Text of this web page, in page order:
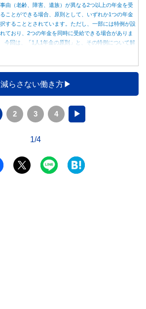
由（老齢、障害、遺族）が異なる2つ以上の年金を受
ことができる場合、原則として、いずれか1つの年金
することとされています。ただし、一部には特例が設
ており、2つの年金を同時に受給できる場合がありま
今回は、「1人1年金の原則」と、その特例について解
らさない働き方
2 3 4 ▶
1/4